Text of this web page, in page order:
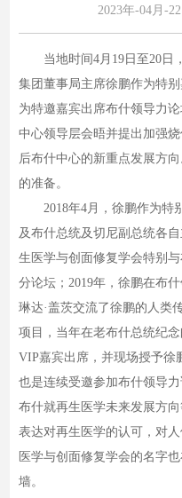
2023年-04月-22
当地时间4月19日至20日
集团董事局主席徐鹏作为特
为特邀嘉宾出席布什领导力
中心领导层会晤并提出加强
后布什中心的新重点发展方
的准备。
2018年4月，徐鹏作为特
及布什总统及切尼副总统各
生医学与创面修复学会特别
分论坛；2019年，徐鹏在布
琳达·盖茨交流了徐鹏的人类
项目，当年在老布什总统纪
VIP嘉宾出席，并现场授予徐
也是连续受邀参加布什领导
布什就再生医学未来发展方
表达对再生医学的认可，对
医学与创面修复学会的名字
墙。